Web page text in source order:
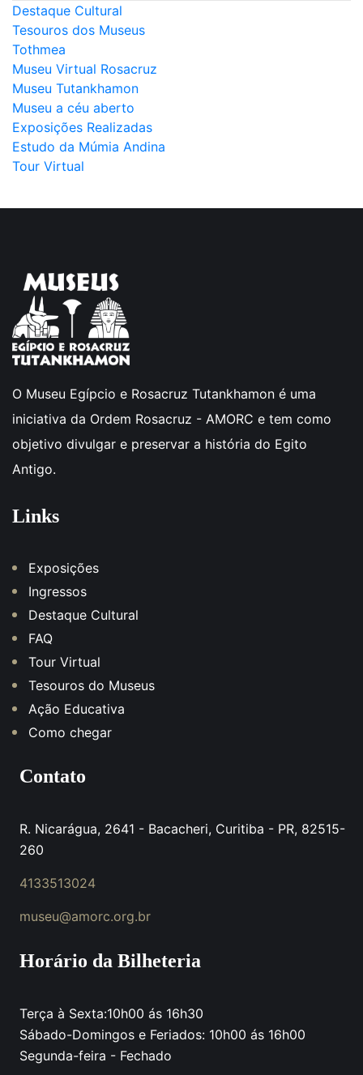
Destaque Cultural
Tesouros dos Museus
Tothmea
Museu Virtual Rosacruz
Museu Tutankhamon
Museu a céu aberto
Exposições Realizadas
Estudo da Múmia Andina
Tour Virtual
O Museu Egípcio e Rosacruz Tutankhamon é uma
iniciativa da Ordem Rosacruz - AMORC e tem como
objetivo divulgar e preservar a história do Egito
Antigo.
Links
Exposições
Ingressos
Destaque Cultural
FAQ
Tour Virtual
Tesouros do Museus
Ação Educativa
Como chegar
Contato
R. Nicarágua, 2641 - Bacacheri, Curitiba - PR, 82515-
260
4133513024
museu@amorc.org.br
Horário da Bilheteria
Terça à Sexta:10h00 ás 16h30
Sábado-Domingos e Feriados: 10h00 ás 16h00
Segunda-feira - Fechado